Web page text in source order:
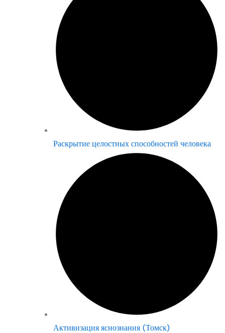
Раскрытие целостных способностей человека
Активизация яснознания (Томск)